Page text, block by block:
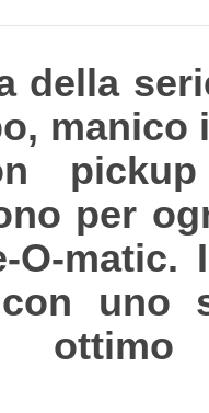
della
manico
per
matic.
uno
ottimo